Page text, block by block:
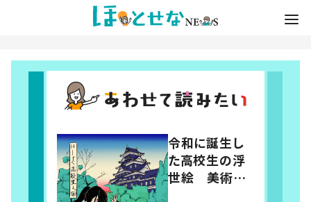
令和に誕生し
た高校生の浮
世絵 美術部